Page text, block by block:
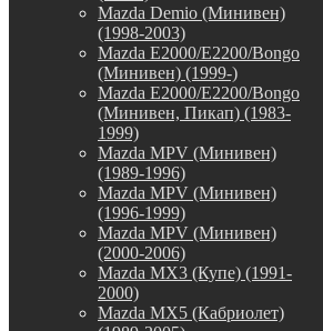
Mazda Demio (Минивен)
(1998-2003)
Mazda E2000/E2200/Bongo
(Минивен) (1999-)
Mazda E2000/E2200/Bongo
(Минивен, Пикап) (1983-
1999)
Mazda MPV (Минивен)
(1989-1996)
Mazda MPV (Минивен)
(1996-1999)
Mazda MPV (Минивен)
(2000-2006)
Mazda MX3 (Купе) (1991-
2000)
Mazda MX5 (Кабриолет)